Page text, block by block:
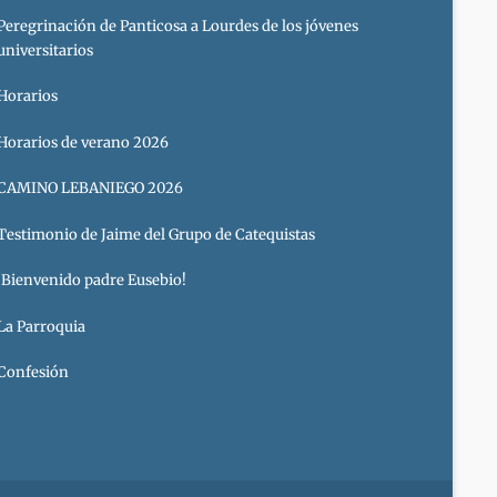
de Panticosa a Lourdes de los jóvenes
de verano 2026
LEBANIEGO 2026
de Jaime del Grupo de Catequistas
padre Eusebio!
Parroquia